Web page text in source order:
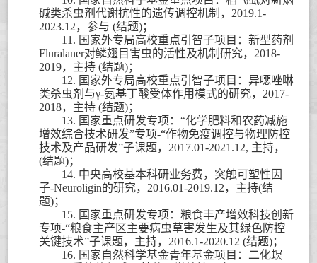
碱类杀虫剂代谢抗性的遗传调控机制， 2019.1-
2023.12，参与 (结题)；
11. 国家外专局高校重点引智子项目：新型药剂
Fluralaner对鳞翅目害虫的活性及机制研究， 2018-
2019，主持 (结题)；
12. 国家外专局高校重点引智子项目：异噁唑啉
类杀虫剂与γ-氨基丁酸受体作用模式的研究， 2017-
2018，主持 (结题)；
13. 国家重点研发专项：“化学肥料和农药减施
增效综合技术研发”专项-“作物免疫调控与物理防控
技术及产品研发”子课题， 2017.01-2021.12, 主持，
(结题)；
14. 中央高校基本科研业务费，突触可塑性因
子-Neuroligin的研究， 2016.01-2019.12，主持(结
题)；
15. 国家重点研发专项：粮食丰产增效科技创新
专项-“粮食主产区主要病虫草害发生及其绿色防控
关键技术”子课题， 主持， 2016.1-2020.12 (结题)；
16. 国家自然科学基金青年基金项目：二化螟